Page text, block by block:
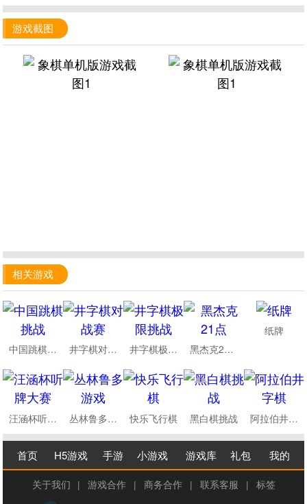
游戏截图
相关游戏
中国跳棋挑战 井字棋对战赛 井字棋极限挑战 黑杰克21点
纸牌
汪涵杯听牌大赛 丛林鲁多游戏 快乐飞行棋 黑白棋挑战 阿拉伯井字棋
首页 H5游戏 手游 小游戏 游戏库 礼包 我的
关于我们 | 游戏合作 | 商务合作 | 联系客服 | 标签